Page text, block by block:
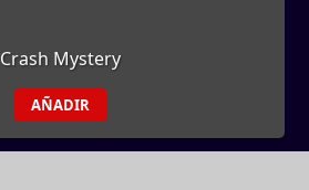
Crash Mystery
AÑADIR